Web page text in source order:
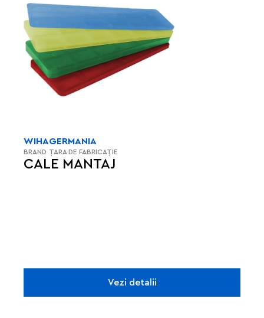
CALE MANTAJ
WIHA
BRAND
GERMANIA
ȚARA DE FABRICAȚIE
Vezi detalii